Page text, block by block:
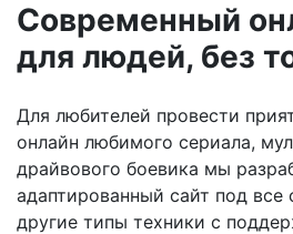
Современный
для людей, без
Для любителей провести
онлайн любимого сериала,
драйвового боевика мы
адаптированный сайт под
другие типы техники с